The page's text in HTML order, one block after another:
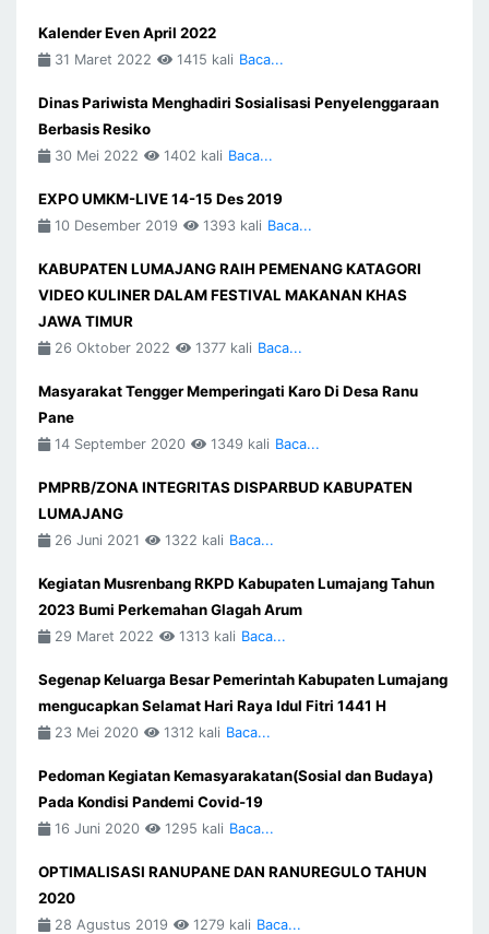
Kalender Even April 2022
31 Maret 2022 1415 kali Baca...
Dinas Pariwista Menghadiri Sosialisasi Penyelenggaraan
Berbasis Resiko
30 Mei 2022 1402 kali Baca...
EXPO UMKM-LIVE 14-15 Des 2019
10 Desember 2019 1393 kali Baca...
KABUPATEN LUMAJANG RAIH PEMENANG KATAGORI
VIDEO KULINER DALAM FESTIVAL MAKANAN KHAS
JAWA TIMUR
26 Oktober 2022 1377 kali Baca...
Masyarakat Tengger Memperingati Karo Di Desa Ranu
Pane
14 September 2020 1349 kali Baca...
PMPRB/ZONA INTEGRITAS DISPARBUD KABUPATEN
LUMAJANG
26 Juni 2021 1322 kali Baca...
Kegiatan Musrenbang RKPD Kabupaten Lumajang Tahun
2023 Bumi Perkemahan Glagah Arum
29 Maret 2022 1313 kali Baca...
Segenap Keluarga Besar Pemerintah Kabupaten Lumajang
mengucapkan Selamat Hari Raya Idul Fitri 1441 H
23 Mei 2020 1312 kali Baca...
Pedoman Kegiatan Kemasyarakatan(Sosial dan Budaya)
Pada Kondisi Pandemi Covid-19
16 Juni 2020 1295 kali Baca...
OPTIMALISASI RANUPANE DAN RANUREGULO TAHUN
2020
28 Agustus 2019 1279 kali Baca...